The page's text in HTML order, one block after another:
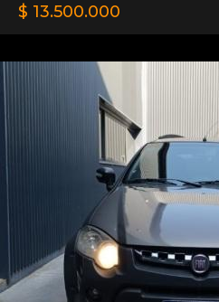
$ 13.500.000